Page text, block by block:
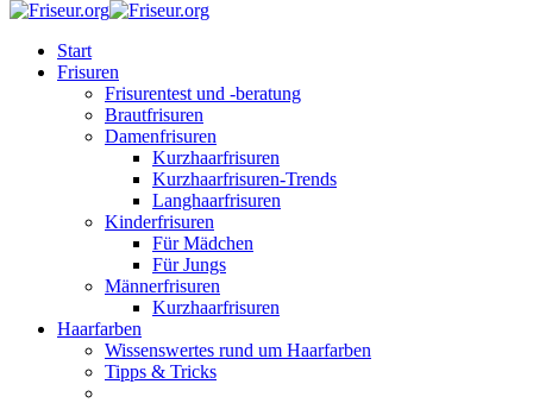
Start
Frisuren
Frisurentest und -beratung
Brautfrisuren
Damenfrisuren
Kurzhaarfrisuren
Kurzhaarfrisuren-Trends
Langhaarfrisuren
Kinderfrisuren
Für Mädchen
Für Jungs
Männerfrisuren
Kurzhaarfrisuren
Haarfarben
Wissenswertes rund um Haarfarben
Tipps & Tricks